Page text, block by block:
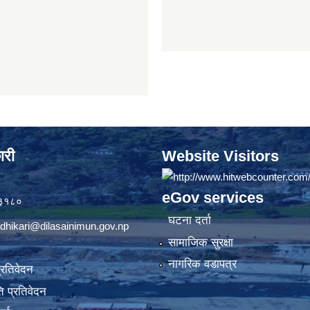
प्रतिवेदन
Website Visitors
eGov services
घटना दर्ता
सामाजिक सुरक्षा
नागरिक वडापत्र